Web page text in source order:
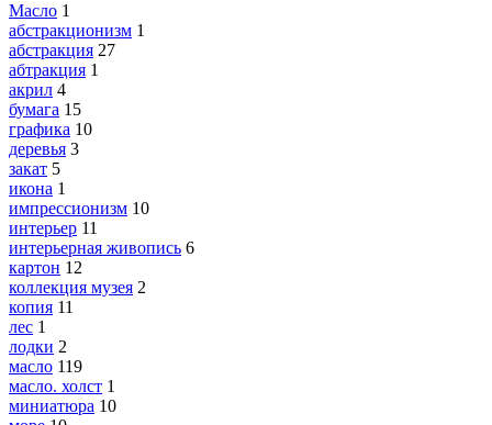
Масло 1
абстракционизм 1
абстракция 27
абтракция 1
акрил 4
бумага 15
графика 10
деревья 3
закат 5
икона 1
импрессионизм 10
интерьер 11
интерьерная живопись 6
картон 12
коллекция музея 2
копия 11
лес 1
лодки 2
масло 119
масло. холст 1
миниатюра 10